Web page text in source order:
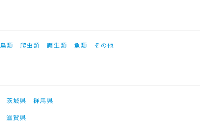
鳥類 爬虫類 両生類 魚類 その他
茨城県
群馬県
滋賀県